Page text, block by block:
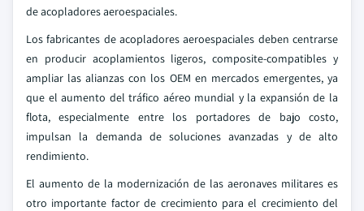
de acopladores aeroespaciales.
Los fabricantes de acopladores aeroespaciales deben centrarse
en producir acoplamientos ligeros, composite-compatibles y
ampliar las alianzas con los OEM en mercados emergentes, ya
que el aumento del tráfico aéreo mundial y la expansión de la
flota, especialmente entre los portadores de bajo costo,
impulsan la demanda de soluciones avanzadas y de alto
rendimiento.
El aumento de la modernización de las aeronaves militares es
otro importante factor de crecimiento para el crecimiento del